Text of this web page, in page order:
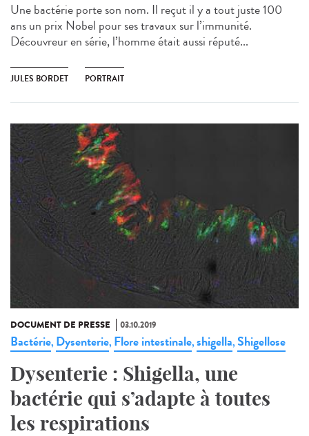
Une bactérie porte son nom. Il reçut il y a tout juste 100
ans un prix Nobel pour ses travaux sur l’immunité.
Découvreur en série, l’homme était aussi réputé...
JULES BORDET PORTRAIT
DOCUMENT DE PRESSE 03.10.2019
Bactérie, Dysenterie, Flore intestinale,shigella,Shigellose
Dysenterie : Shigella, une
bactérie qui s’adapte à toutes
les respirations